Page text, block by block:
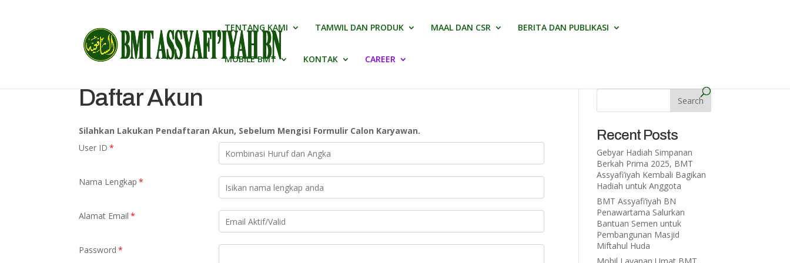
TENTANG KAMI TAMWIL DAN PRODUK MAAL DAN CSR BERITA DAN PUBLIKASI
MOBILE BMT KONTAK CAREER
Daftar Akun
Silahkan Lakukan Pendaftaran Akun, Sebelum Mengisi Formulir Calon Karyawan.
User ID *
Nama Lengkap *
Alamat Email *
Password *
Recent Posts
Gebyar Hadiah Simpanan
Berkah Prima 2025, BMT
Assyafi’iyah Kembali Bagikan
Hadiah untuk Anggota
BMT Assyafi’iyah BN
Penawartama Salurkan
Bantuan Semen untuk
Pembangunan Masjid
Miftahul Huda